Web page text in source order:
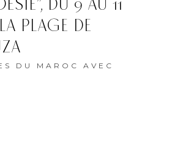
DU 9 AU 11
PLAGE DE
DU MAROC AVEC